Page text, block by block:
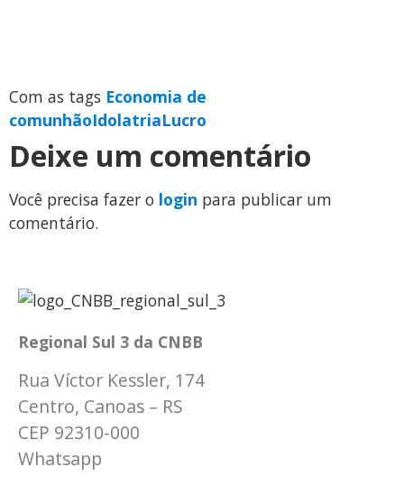
Com as tags Economia de
comunhãoIdolatriaLucro
Deixe um comentário
Você precisa fazer o login para publicar um
comentário.
Regional Sul 3 da CNBB
Rua Víctor Kessler, 174
Centro, Canoas – RS
CEP 92310-000
Whatsapp